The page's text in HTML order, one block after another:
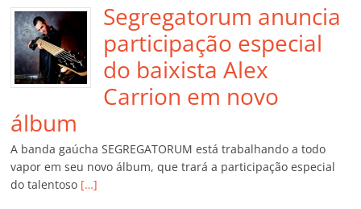
Segregatorum anuncia
participação especial
do baixista Alex
Carrion em novo
álbum
A banda gaúcha SEGREGATORUM está trabalhando a todo
vapor em seu novo álbum, que trará a participação especial
do talentoso […]